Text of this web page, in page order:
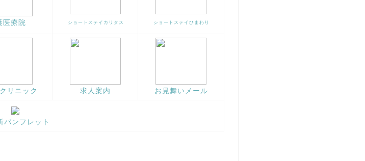
医療院 ショートステイカリタス ショートステイひまわり
リニック 求人案内 お見舞いメール
パンフレット